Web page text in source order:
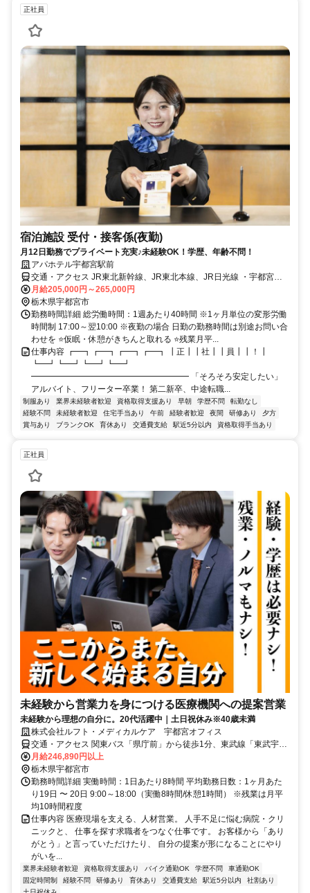
正社員
宿泊施設 受付・接客係(夜勤)
月12日勤務でプライベート充実♪未経験OK！学歴、年齢不問！
アパホテル宇都宮駅前
交通・アクセス JR東北新幹線、JR東北本線、JR日光線 ・宇都宮駅
(東口)より徒歩3分
月給205,000円～265,000円
栃木県宇都宮市
勤務時間詳細 総労働時間：1週あたり40時間 ※1ヶ月単位の変形労働
時間制 17:00～翌10:00 ※夜勤の場合 日勤の勤務時間は別途お問い合
わせを ⭐仮眠・休憩がきちんと取れる ⭐残業月平...
仕事内容 ┏━┓┏━┓┏━┓┏━┓ ┃正┃┃社┃┃員┃┃！┃
┗━┛┗━┛┗━┛┗━┛
━━━━━━━━━━━━━━━━━━━ 「そろそろ安定したい」
アルバイト、フリーター卒業！ 第二新卒、中途転職...
制服あり 業界未経験者歓迎 資格取得支援あり 早朝 学歴不問
転勤なし
経験不問
未経験者歓迎 住宅手当あり 午前 経験者歓迎 夜間 研修あり
夕方
賞与あり
ブランクOK 育休あり 交通費支給 駅近5分以内 資格取得手当あり
正社員
未経験から営業力を身につける医療機関への提案営業
未経験から理想の自分に。20代活躍中｜土日祝休み※40歳未満
株式会社ルフト・メディカルケア 宇都宮オフィス
交通・アクセス 関東バス「県庁前」から徒歩1分、東武線「東武宇都
宮駅」から徒歩5分
月給246,890円以上
栃木県宇都宮市
勤務時間詳細 実働時間：1日あたり8時間 平均勤務日数：1ヶ月あた
り19日 〜 20日 9:00～18:00（実働8時間/休憩1時間） ※残業は月平
均10時間程度
仕事内容 医療現場を支える、人材営業。 人手不足に悩む病院・クリ
ニックと、 仕事を探す求職者をつなぐ仕事です。 お客様から「あり
がとう」と言っていただけたり、 自分の提案が形になることにやり
がいを...
業界未経験者歓迎 資格取得支援あり バイク通勤OK 学歴不問
車通勤OK
固定時間制
経験不問 研修あり 育休あり 交通費支給 駅近5分以内
社割あり